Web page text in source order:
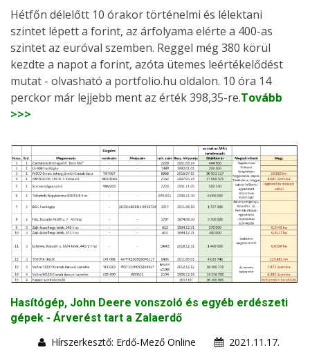
Hétfőn délelőtt 10 órakor történelmi és lélektani
szintet lépett a forint, az árfolyama elérte a 400-as
szintet az euróval szemben. Reggel még 380 körül
kezdte a napot a forint, azóta ütemes leértékelődést
mutat - olvasható a portfolio.hu oldalon. 10 óra 14
perckor már lejjebb ment az érték 398,35-re.Tovább
>>>
Hasítógép, John Deere vonszoló és egyéb erdészeti
gépek - Árverést tart a Zalaerdő
Hírszerkesztő: Erdő-Mező Online
2021.11.17.